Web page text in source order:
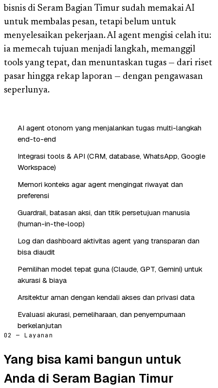
bisnis di Seram Bagian Timur sudah memakai AI
untuk membalas pesan, tetapi belum untuk
menyelesaikan pekerjaan. AI agent mengisi celah itu:
ia memecah tujuan menjadi langkah, memanggil
tools yang tepat, dan menuntaskan tugas — dari riset
pasar hingga rekap laporan — dengan pengawasan
seperlunya.
AI agent otonom yang menjalankan tugas multi-langkah
end-to-end
Integrasi tools & API (CRM, database, WhatsApp, Google
Workspace)
Memori konteks agar agent mengingat riwayat dan
preferensi
Guardrail, batasan aksi, dan titik persetujuan manusia
(human-in-the-loop)
Log dan dashboard aktivitas agent yang transparan dan
bisa diaudit
Pemilihan model tepat guna (Claude, GPT, Gemini) untuk
akurasi & biaya
Arsitektur aman dengan kendali akses dan privasi data
Evaluasi akurasi, pemeliharaan, dan penyempurnaan
berkelanjutan
02 — Layanan
Yang bisa kami bangun untuk
Anda di Seram Bagian Timur